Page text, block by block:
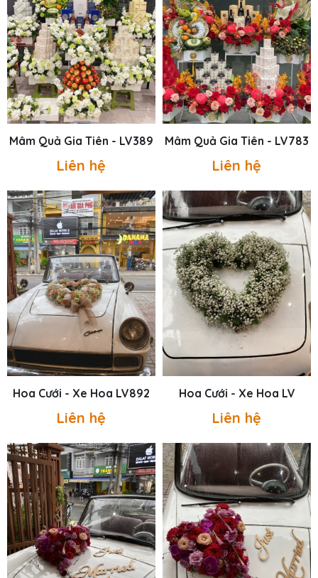
Mâm Quả Gia Tiên - LV389
Liên hệ
Mâm Quả Gia Tiên - LV783
Liên hệ
Hoa Cưới - Xe Hoa LV892
Liên hệ
Hoa Cưới - Xe Hoa LV
Liên hệ